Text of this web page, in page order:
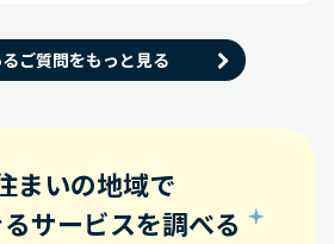
ご質問をもっと見る
まいの地域で
サービスを調べる